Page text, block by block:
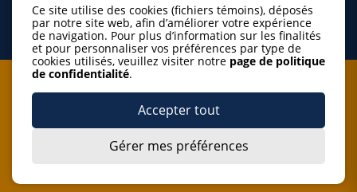
Je m'abonne à l'infolettre
J’accepte de m’abonner à l’infolettre de La Gazette de la
Ce site utilise des cookies (fichiers témoins), déposés
par notre site web, afin d’améliorer votre expérience
de navigation. Pour plus d’information sur les finalités
et pour personnaliser vos préférences par type de
cookies utilisés, veuillez visiter notre page de politique
de confidentialité.
Accepter tout
Gérer mes préférences